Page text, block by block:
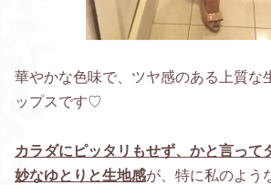
華やかな色味で、ツヤ感のある上質な
ップスです♡
カラダにピッタリもせず、かと言って
妙なゆとりと生地感が、特に私のよう